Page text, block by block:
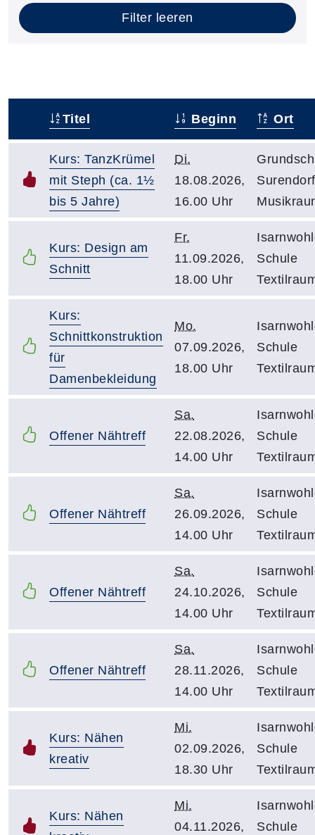
Filter leeren
Titel Beginn Ort
Kurs: TanzKrümel
mit Steph (ca. 1½
bis 5 Jahre)
Di.
18.08.2026,
16.00 Uhr
Surendorf
Kurs: Design am
Schnitt
Fr.
11.09.2026,
18.00 Uhr
Schule
Kurs:
Schnittkonstruktion
für
Damenbekleidung
Mo.
07.09.2026,
18.00 Uhr
Schule
Offener Nähtreff
Sa.
22.08.2026,
14.00 Uhr
Schule
Offener Nähtreff
Sa.
26.09.2026,
14.00 Uhr
Schule
Offener Nähtreff
Sa.
24.10.2026,
14.00 Uhr
Schule
Offener Nähtreff
Sa.
28.11.2026,
14.00 Uhr
Schule
Kurs: Nähen
kreativ
Mi.
02.09.2026,
18.30 Uhr
Schule
Kurs: Nähen
Mi.
04.11.2026,
Schule